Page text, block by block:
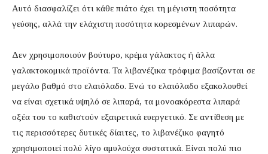
Αυτό διασφαλίζει ότι κάθε πιάτο έχει τη μέγιστη ποσότητα
γεύσης, αλλά την ελάχιστη ποσότητα κορεσμένων λιπαρών.
Δεν χρησιμοποιούν βούτυρο, κρέμα γάλακτος ή άλλα
γαλακτοκομικά προϊόντα. Τα λιβανέζικα τρόφιμα βασίζονται σε
μεγάλο βαθμό στο ελαιόλαδο. Ενώ το ελαιόλαδο εξακολουθεί
να είναι σχετικά υψηλό σε λιπαρά, τα μονοακόρεστα λιπαρά
οξέα του το καθιστούν εξαιρετικά ευεργετικό. Σε αντίθεση με
τις περισσότερες δυτικές δίαιτες, το λιβανέζικο φαγητό
χρησιμοποιεί πολύ λίγο αμυλούχα συστατικά. Είναι πολύ πιο